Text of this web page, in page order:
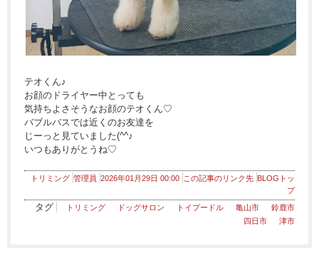
テオくん♪
お顔のドライヤー中とっても
気持ちよさそうなお顔のテオくん♡
バブルバスでは近くのお友達を
じーっと見ていました(^^♪
いつもありがとうね♡
トリミング 管理員 2026年01月29日 00:00 この記事のリンク先 BLOGトッ
プ
タグ トリミング ドッグサロン トイプードル 亀山市
鈴鹿市
四日市
津市